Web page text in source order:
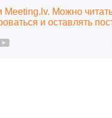
Можно
и оставлять